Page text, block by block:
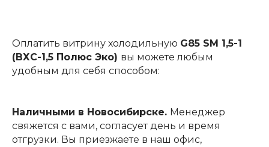
Оплатить витрину холодильную G85 SM 1,5-1
(ВХС-1,5 Полюс Эко) вы можете любым
удобным для себя способом:
Наличными в Новосибирске. Менеджер
свяжется с вами, согласует день и время
отгрузки. Вы приезжаете в наш офис,